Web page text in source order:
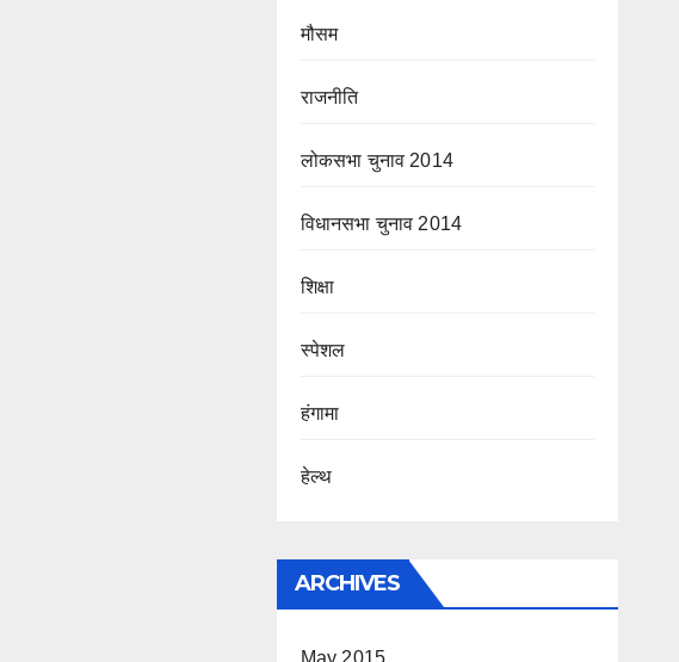
मौसम
राजनीति
लोकसभा चुनाव 2014
विधानसभा चुनाव 2014
शिक्षा
स्पेशल
हंगामा
हेल्थ
ARCHIVES
May 2015